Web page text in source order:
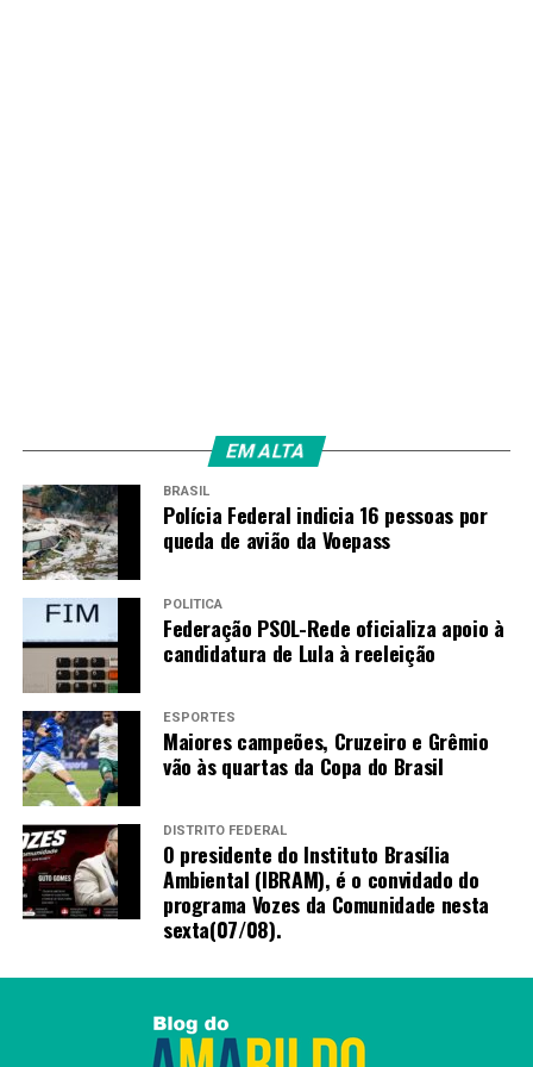
EM ALTA
BRASIL
Polícia Federal indicia 16 pessoas por
queda de avião da Voepass
POLÍTICA
Federação PSOL-Rede oficializa apoio à
candidatura de Lula à reeleição
ESPORTES
Maiores campeões, Cruzeiro e Grêmio
vão às quartas da Copa do Brasil
DISTRITO FEDERAL
O presidente do Instituto Brasília
Ambiental (IBRAM), é o convidado do
programa Vozes da Comunidade nesta
sexta(07/08).